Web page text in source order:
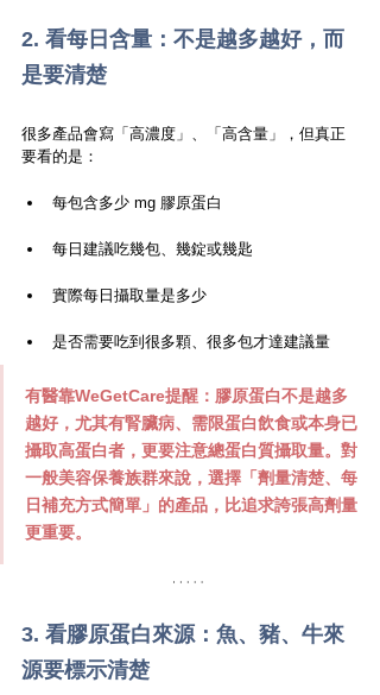
2. 看每日含量：不是越多越好，而
是要清楚
很多產品會寫「高濃度」、「高含量」，但真正
要看的是：
每包含多少 mg 膠原蛋白
每日建議吃幾包、幾錠或幾匙
實際每日攝取量是多少
是否需要吃到很多顆、很多包才達建議量
有醫靠WeGetCare提醒：膠原蛋白不是越多
越好，尤其有腎臟病、需限蛋白飲食或本身已
攝取高蛋白者，更要注意總蛋白質攝取量。對
一般美容保養族群來說，選擇「劑量清楚、每
日補充方式簡單」的產品，比追求誇張高劑量
更重要。
3. 看膠原蛋白來源：魚、豬、牛來
源要標示清楚